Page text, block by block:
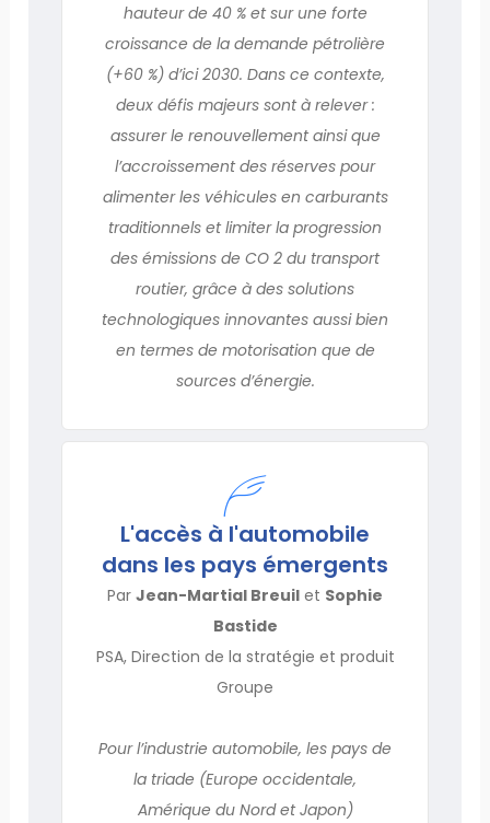
hauteur de 40 % et sur une forte
croissance de la demande pétrolière
(+60 %) d’ici 2030. Dans ce contexte,
deux défis majeurs sont à relever :
assurer le renouvellement ainsi que
l’accroissement des réserves pour
alimenter les véhicules en carburants
traditionnels et limiter la progression
des émissions de CO 2 du transport
routier, grâce à des solutions
technologiques innovantes aussi bien
en termes de motorisation que de
sources d’énergie.
L'accès à l'automobile
dans les pays émergents
Par Jean-Martial Breuil et Sophie
Bastide
PSA, Direction de la stratégie et produit
Groupe
Pour l’industrie automobile, les pays de
la triade (Europe occidentale,
Amérique du Nord et Japon)